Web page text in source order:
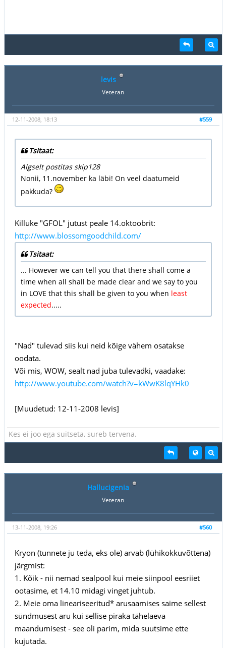
levis
Veteran
#559
12-11-2008, 18:13
Tsitaat:
Algselt postitas skip128
Nonii, 11.november ka läbi! On veel daatumeid
pakkuda?
Killuke "GFOL" jutust peale 14.oktoobrit:
http://www.blossomgoodchild.com/
Tsitaat:
... However we can tell you that there shall come a
time when all shall be made clear and we say to you
in LOVE that this shall be given to you when least
expected.....
"Nad" tulevad siis kui neid kõige vähem osatakse
oodata.
Või mis, WOW, sealt nad juba tulevadki, vaadake:
http://www.youtube.com/watch?v=kWwK8lqYHk0
[Muudetud: 12-11-2008 levis]
Kes ei joo ega suitseta, sureb tervena.
Hallucigenia
Veteran
#560
13-11-2008, 19:26
Kryon (tunnete ju teda, eks ole) arvab (lühikokkuvõttena)
järgmist:
1. Kõik - nii nemad sealpool kui meie siinpool eesriiet
ootasime, et 14.10 midagi vinget juhtub.
2. Meie oma lineariseeritud* arusaamises saime sellest
sündmusest aru kui sellise piraka tähelaeva
maandumisest - see oli parim, mida suutsime ette
kujutada.